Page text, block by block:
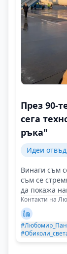
През 90-
сега
ръка"
Идеи
Винаги съм
съм се
да покажа
Контакти на